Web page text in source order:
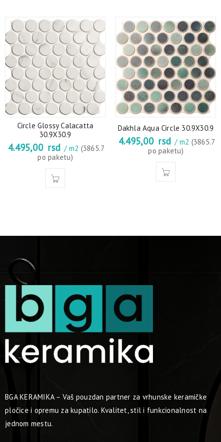
Circle Glossy Calacatta
30.9X30.9
4.495,00 rsd / m2 (3865.7
po paketu)
Dakhla Aqua Circle 30.9X30.9
4.495,00 rsd / m2 (3865.7
po paketu)
BGA KERAMIKA – Vaš pouzdan partner za vrhunske keramičke
pločice i opremu za kupatilo. Kvalitet, stil i funkcionalnost na
jednom mestu.